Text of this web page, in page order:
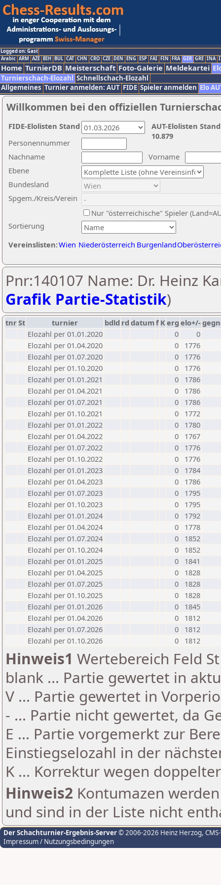
Logged on: Gast
Arabic ARM AZE BIH BUL CAT CHN CRO CZE DEN ENG ESP FAI FIN FRA GER GRE INA
Home TurnierDB Meisterschaft Foto-Galerie Meldekartei
Turnierschach-Elozahl Schnellschach-Elozahl
Allgemeines Turnier anmelden: AUT FIDE Spieler anmelden Elo
Willkommen bei den offiziellen
Nachname
Vorname
Ebene
Sortierung
Personennummer
Bundesland
Spgem./Kreis/Verein
Nur "österreichische" Spieler
Vereinslisten:Wien Niederösterreich Burgenland
AUT-Elolisten
10.879
FIDE-Elolisten Stand
Pnr:140107 Name: Dr. Heinz
Grafik Partie-Statistik)
tnrSt turnier bdld rd datumf Kerg elo+/-
Elozahl per 01.01.2020
0
0
Elozahl per 01.04.2020
0
1776
Elozahl per 01.07.2020
0
1776
Elozahl per 01.10.2020
0
1776
Elozahl per 01.01.2021
0
1786
Elozahl per 01.04.2021
0
1786
Elozahl per 01.07.2021
0
1786
Elozahl per 01.10.2021
0
1772
Elozahl per 01.01.2022
0
1780
Elozahl per 01.04.2022
0
1767
Elozahl per 01.07.2022
0
1776
Elozahl per 01.10.2022
0
1776
Elozahl per 01.01.2023
0
1784
Elozahl per 01.04.2023
0
1786
Elozahl per 01.07.2023
0
1795
Elozahl per 01.10.2023
0
1795
Elozahl per 01.01.2024
0
1792
Elozahl per 01.04.2024
0
1778
Elozahl per 01.07.2024
0
1852
Elozahl per 01.10.2024
0
1852
Elozahl per 01.01.2025
0
1841
Elozahl per 01.04.2025
0
1828
Elozahl per 01.07.2025
0
1828
Elozahl per 01.10.2025
0
1828
Elozahl per 01.01.2026
0
1845
Elozahl per 01.04.2026
0
1812
Elozahl per 01.07.2026
0
1812
Elozahl per 01.10.2026
0 1812
Hinweis1 Wertebereich Feld
blank ... Partie gewertet in
V ... Partie gewertet in
- ... Partie nicht gewertet, da
E ... Partie vorgemerkt zur
Einstiegselozahl in der
K ... Korrektur wegen
Hinweis2 Kontumazen
und sind in der Liste nicht
Der Schachturnier-Ergebnis-Server© 2006-2026 Heinz Herzog,
Impressum / Nutzungsbedingungen